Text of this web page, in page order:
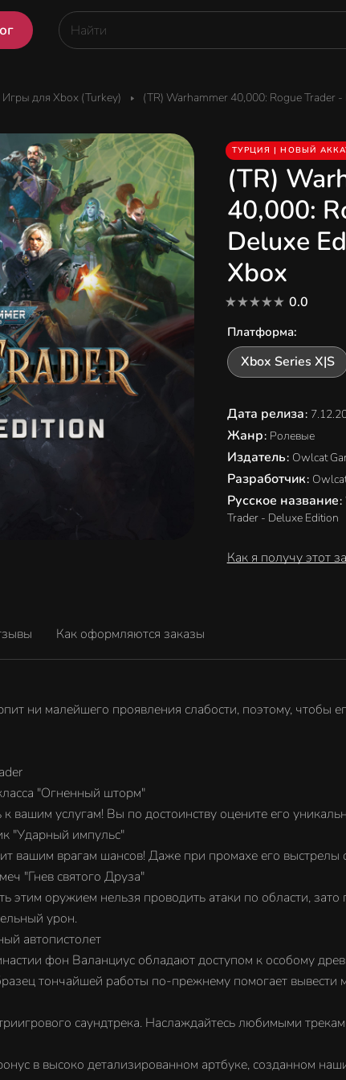
Игры для Xbox (Turkey) (TR) Warhammer 40,000: Rogue Trader
ТУРЦИЯ | НОВЫЙ
(TR)
40,000:
Deluxe
Xbox
0.0
Платформа:
Xbox Series X|S
Дата релиза:
Жанр: Ролевые
Издатель: Owlcat
Разработчик:
Русское название:
Trader - Deluxe Edition
Как я получу этот
Как оформляются заказы
ни малейшего проявления слабости, поэтому, чтобы
"Огненный шторм"
вашим услугам! Вы по достоинству оцените его
"Ударный импульс"
вашим врагам шансов! Даже при промахе его выстрелы
"Гнев святого Друза"
этим оружием нельзя проводить атаки по области,
урон.
автопистолет
фон Валанциус обладают доступом к особому
тончайшей работы по-прежнему помогает вывести
саундтрека. Наслаждайтесь любимыми
в высоко детализированном артбуке, созданном